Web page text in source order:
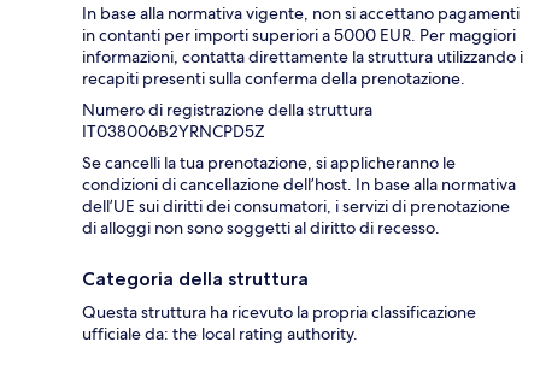
In base alla normativa vigente, non si accettano pagamenti
in contanti per importi superiori a 5000 EUR. Per maggiori
informazioni, contatta direttamente la struttura utilizzando i
recapiti presenti sulla conferma della prenotazione.
Numero di registrazione della struttura
IT038006B2YRNCPD5Z
Se cancelli la tua prenotazione, si applicheranno le
condizioni di cancellazione dell’host. In base alla normativa
dell’UE sui diritti dei consumatori, i servizi di prenotazione
di alloggi non sono soggetti al diritto di recesso.
Categoria della struttura
Questa struttura ha ricevuto la propria classificazione
ufficiale da: the local rating authority.